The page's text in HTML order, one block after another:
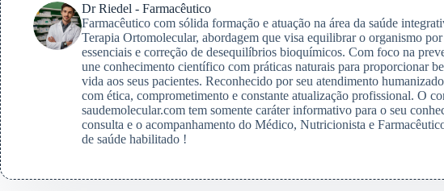
Dr Riedel - Farmacêutico
Farmacêutico com sólida formação e atuação na área da saúde
Terapia Ortomolecular, abordagem que visa equilibrar o organismo
essenciais e correção de desequilíbrios bioquímicos. Com foco na
une conhecimento científico com práticas naturais para proporcionar
vida aos seus pacientes. Reconhecido por seu atendimento
com ética, comprometimento e constante atualização profissional. O
saudemolecular.com tem somente caráter informativo para o seu
consulta e o acompanhamento do Médico, Nutricionista e
de saúde habilitado !